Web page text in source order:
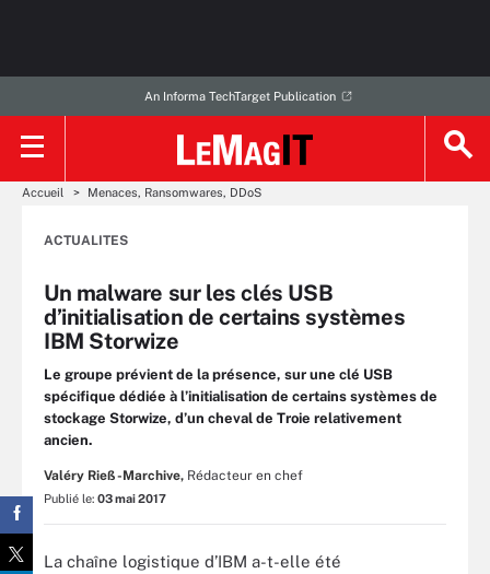
An Informa TechTarget Publication
Accueil Menaces, Ransomwares, DDoS
ACTUALITES
Un malware sur les clés USB
d’initialisation de certains systèmes
IBM Storwize
Le groupe prévient de la présence, sur une clé USB
spécifique dédiée à l’initialisation de certains systèmes de
stockage Storwize, d’un cheval de Troie relativement
ancien.
Valéry Rieß-Marchive, Rédacteur en chef
Publié le: 03 mai 2017
La chaîne logistique d’IBM a-t-elle été